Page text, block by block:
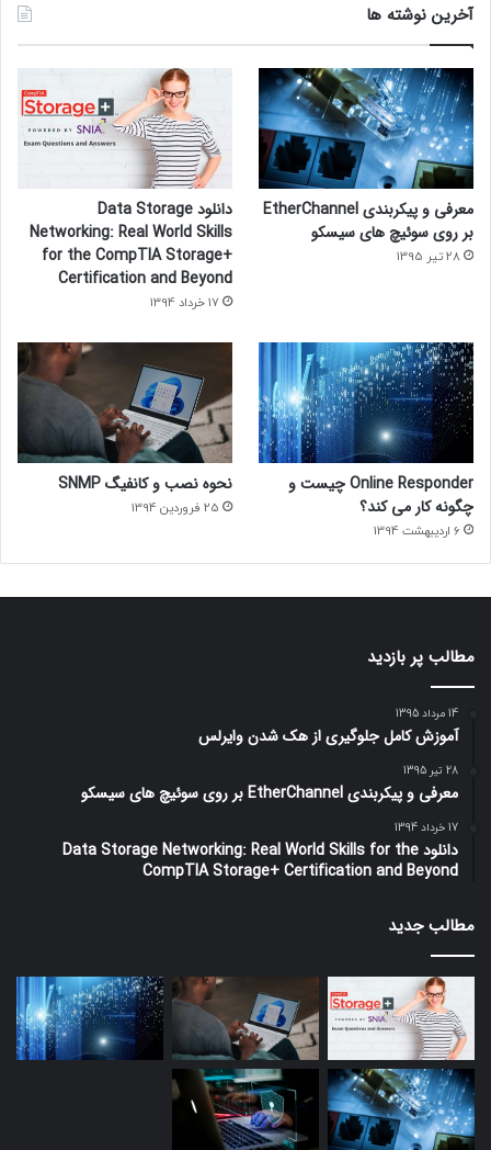
آخرین نوشته ها
معرفی و پیکربندی EtherChannel
بر روی سوئیچ های سیسکو
28 تیر 1395
دانلود Data Storage
Networking: Real World Skills
for the CompTIA Storage+
Certification and Beyond
17 خرداد 1394
Online Responder چیست و
چگونه کار می کند؟
6 اردیبهشت 1394
نحوه نصب و کانفیگ SNMP
25 فروردین 1394
مطالب پر بازدید
14 مرداد 1395
آموزش کامل جلوگیری از هک شدن وایرلس
28 تیر 1395
معرفی و پیکربندی EtherChannel بر روی سوئیچ های سیسکو
17 خرداد 1394
دانلود Data Storage Networking: Real World Skills for the
CompTIA Storage+ Certification and Beyond
مطالب جدید